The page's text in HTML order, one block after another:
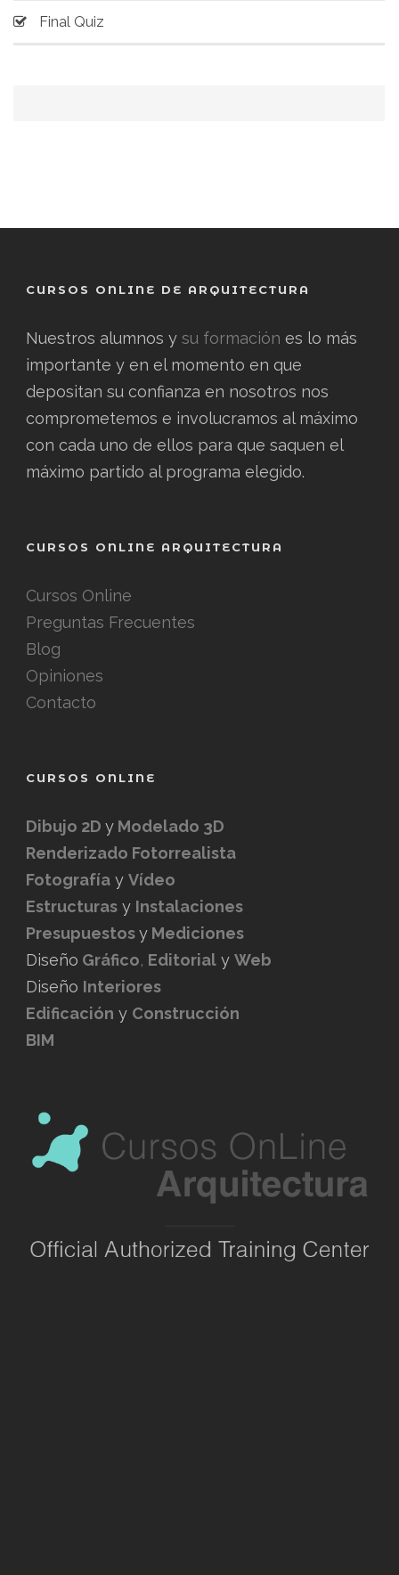
Final Quiz
CURSOS ONLINE DE ARQUITECTURA
Nuestros alumnos y su formación es lo más
importante y en el momento en que
depositan su confianza en nosotros nos
comprometemos e involucramos al máximo
con cada uno de ellos para que saquen el
máximo partido al programa elegido.
CURSOS ONLINE ARQUITECTURA
Cursos Online
Preguntas Frecuentes
Blog
Opiniones
Contacto
CURSOS ONLINE
Dibujo 2D y Modelado 3D
Renderizado Fotorrealista
Fotografía y Vídeo
Estructuras y Instalaciones
Presupuestosy Mediciones
Diseño Gráfico, Editorial y Web
Diseño Interiores
Edificación y Construcción
BIM